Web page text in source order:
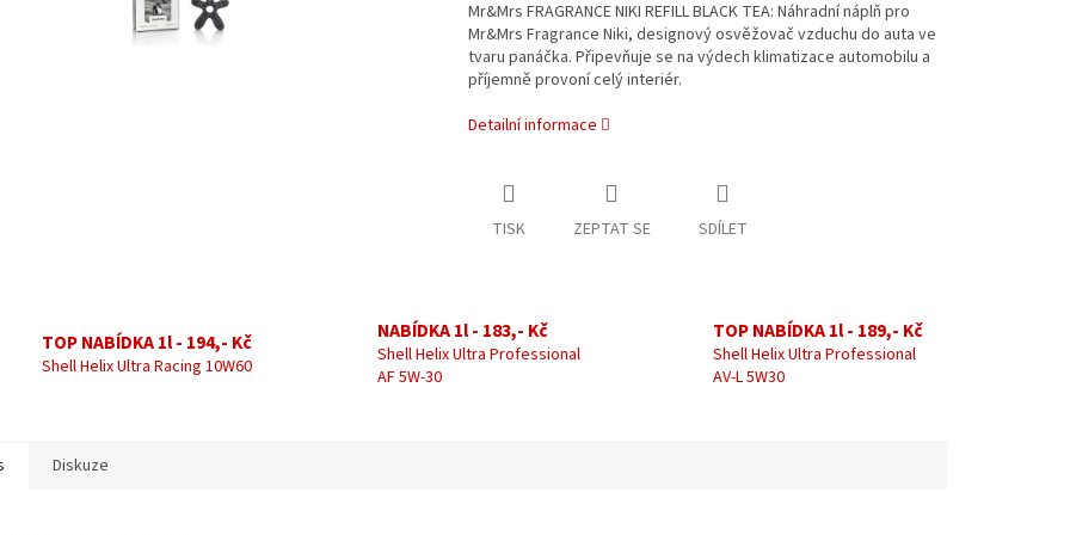
Mr&Mrs FRAGRANCE NIKI REFILL BLACK TEA: Náhradní náplň pro
Mr&Mrs Fragrance Niki, designový osvěžovač vzduchu do auta ve
tvaru panáčka. Připevňuje se na výdech klimatizace automobilu a
příjemně provoní celý interiér.
Detailní informace
TISK ZEPTAT SE SDÍLET
TOP NABÍDKA 1l - 194,- Kč
Shell Helix Ultra Racing 10W60
NABÍDKA 1l - 183,- Kč
Shell Helix Ultra Professional
AF 5W-30
TOP NABÍDKA 1l - 189,- Kč
Shell Helix Ultra Professional
AV-L 5W30
Diskuze